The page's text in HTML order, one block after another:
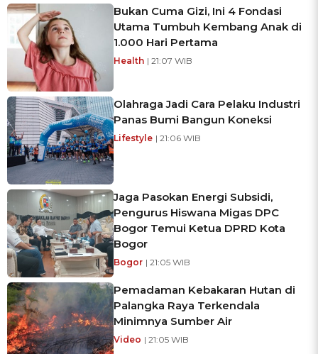
Bukan Cuma Gizi, Ini 4 Fondasi
Utama Tumbuh Kembang Anak di
1.000 Hari Pertama
Health | 21:07 WIB
Olahraga Jadi Cara Pelaku Industri
Panas Bumi Bangun Koneksi
Lifestyle | 21:06 WIB
Jaga Pasokan Energi Subsidi,
Pengurus Hiswana Migas DPC
Bogor Temui Ketua DPRD Kota
Bogor
Bogor | 21:05 WIB
Pemadaman Kebakaran Hutan di
Palangka Raya Terkendala
Minimnya Sumber Air
Video | 21:05 WIB